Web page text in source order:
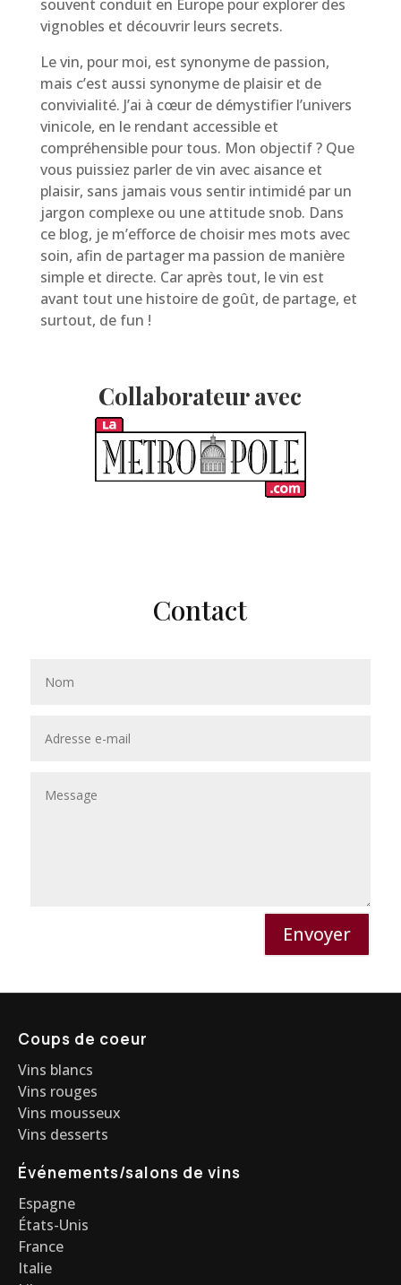
souvent conduit en Europe pour explorer des
vignobles et découvrir leurs secrets.
Le vin, pour moi, est synonyme de passion,
mais c’est aussi synonyme de plaisir et de
convivialité. J’ai à cœur de démystifier l’univers
vinicole, en le rendant accessible et
compréhensible pour tous. Mon objectif ? Que
vous puissiez parler de vin avec aisance et
plaisir, sans jamais vous sentir intimidé par un
jargon complexe ou une attitude snob. Dans
ce blog, je m’efforce de choisir mes mots avec
soin, afin de partager ma passion de manière
simple et directe. Car après tout, le vin est
avant tout une histoire de goût, de partage, et
surtout, de fun !
Collaborateur avec
Contact
Envoyer
Coups de coeur
Vins blancs
Vins rouges
Vins mousseux
Vins desserts
Événements/salons de vins
Espagne
États-Unis
France
Italie